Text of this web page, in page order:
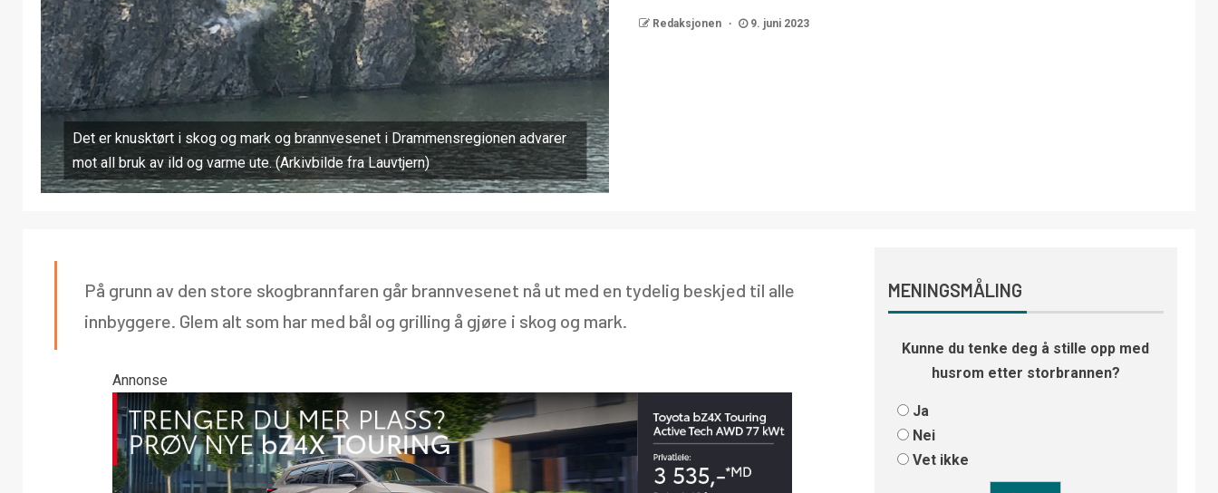
Det er knusktørt i skog og mark og brannvesenet i Drammensregionen advarer
mot all bruk av ild og varme ute. (Arkivbilde fra Lauvtjern)
Redaksjonen 9. juni 2023
På grunn av den store skogbrannfaren går brannvesenet nå ut med en tydelig beskjed til alle
innbyggere. Glem alt som har med bål og grilling å gjøre i skog og mark.
Annonse
MENINGSMÅLING
Kunne du tenke deg å stille opp med
husrom etter storbrannen?
Ja
Nei
Vet ikke